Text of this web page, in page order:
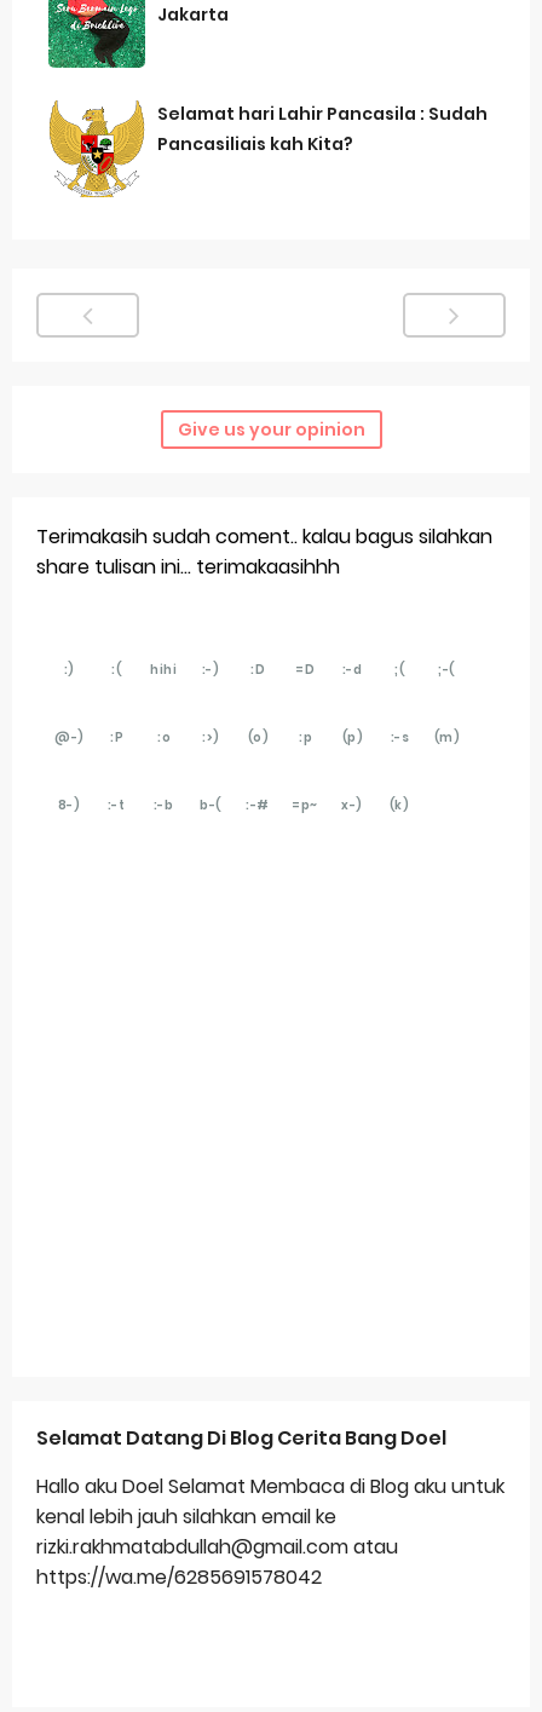
Merek Dagang dalam Perusahaan Besar
Dampak Merek Dagang pada Persaingan
Brand Adaptation Across Different Countries
Apple Watch Series 10 vs Samsung Galaxy Watch 7
Monday, 10 August
Jakarta
Selamat hari Lahir Pancasila : Sudah
Pancasiliais kah Kita?
Give us your opinion
Terimakasih sudah coment.. kalau bagus silahkan
share tulisan ini... terimakaasihhh
:) :( hihi :-) :D =D :-d ;( ;-(
@-) :P :o :>) (o) :p (p) :-s (m)
8-) :-t :-b b-( :-# =p~ x-) (k)
Selamat Datang Di Blog Cerita Bang Doel
Hallo aku Doel Selamat Membaca di Blog aku untuk
kenal lebih jauh silahkan email ke
rizki.rakhmatabdullah@gmail.com atau
https://wa.me/6285691578042